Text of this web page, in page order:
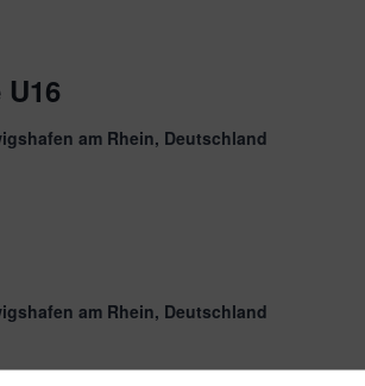
am Rhein, Deutschland
am Rhein, Deutschland